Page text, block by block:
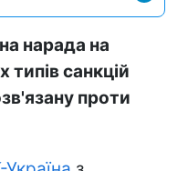
нарада на
типів санкцій
проти